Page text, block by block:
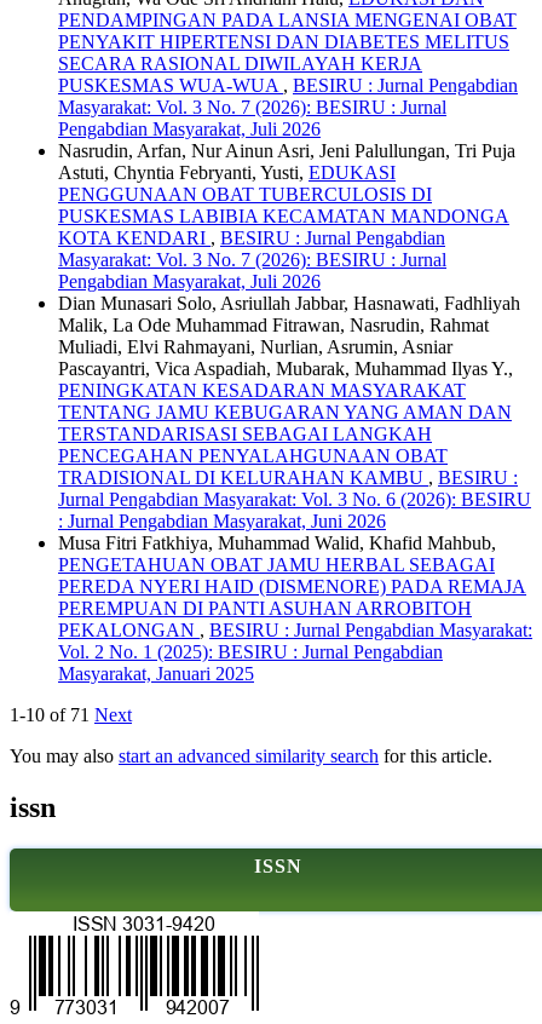
PENDAMPINGAN PADA LANSIA MENGENAI OBAT
PENYAKIT HIPERTENSI DAN DIABETES MELITUS
SECARA RASIONAL DIWILAYAH KERJA
PUSKESMAS WUA-WUA , BESIRU : Jurnal Pengabdian
Masyarakat: Vol. 3 No. 7 (2026): BESIRU : Jurnal
Pengabdian Masyarakat, Juli 2026
Nasrudin, Arfan, Nur Ainun Asri, Jeni Palullungan, Tri Puja
Astuti, Chyntia Febryanti, Yusti, EDUKASI
PENGGUNAAN OBAT TUBERCULOSIS DI
PUSKESMAS LABIBIA KECAMATAN MANDONGA
KOTA KENDARI , BESIRU : Jurnal Pengabdian
Masyarakat: Vol. 3 No. 7 (2026): BESIRU : Jurnal
Pengabdian Masyarakat, Juli 2026
Dian Munasari Solo, Asriullah Jabbar, Hasnawati, Fadhliyah
Malik, La Ode Muhammad Fitrawan, Nasrudin, Rahmat
Muliadi, Elvi Rahmayani, Nurlian, Asrumin, Asniar
Pascayantri, Vica Aspadiah, Mubarak, Muhammad Ilyas Y.,
PENINGKATAN KESADARAN MASYARAKAT
TENTANG JAMU KEBUGARAN YANG AMAN DAN
TERSTANDARISASI SEBAGAI LANGKAH
PENCEGAHAN PENYALAHGUNAAN OBAT
TRADISIONAL DI KELURAHAN KAMBU , BESIRU :
Jurnal Pengabdian Masyarakat: Vol. 3 No. 6 (2026): BESIRU
: Jurnal Pengabdian Masyarakat, Juni 2026
Musa Fitri Fatkhiya, Muhammad Walid, Khafid Mahbub,
PENGETAHUAN OBAT JAMU HERBAL SEBAGAI
PEREDA NYERI HAID (DISMENORE) PADA REMAJA
PEREMPUAN DI PANTI ASUHAN ARROBITOH
PEKALONGAN , BESIRU : Jurnal Pengabdian Masyarakat:
Vol. 2 No. 1 (2025): BESIRU : Jurnal Pengabdian
Masyarakat, Januari 2025
1-10 of 71 Next
You may also start an advanced similarity search for this article.
issn
ISSN